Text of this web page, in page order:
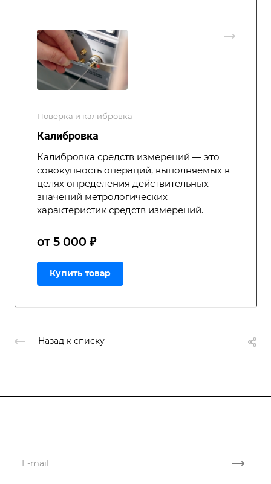
Поверка и калибровка
Калибровка
Калибровка средств измерений — это
совокупность операций, выполняемых в
целях определения действительных
значений метрологических
характеристик средств измерений.
от 5 000 ₽
Купить товар
Назад к списку